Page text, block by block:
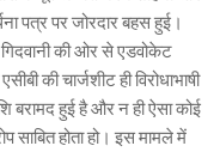
पत्र पर जोरदार बहस हुई।
की ओर से एडवोकेट
की चार्जशीट ही विरोधाभाषी
बरामद हुई है और न ही ऐसा कोई
साबित होता हो। इस मामले में